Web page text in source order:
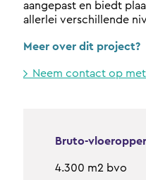
aangepast en biedt
allerlei verschillende
Meer over dit project?
Neem contact op
Bruto-
4.300 m2 bvo